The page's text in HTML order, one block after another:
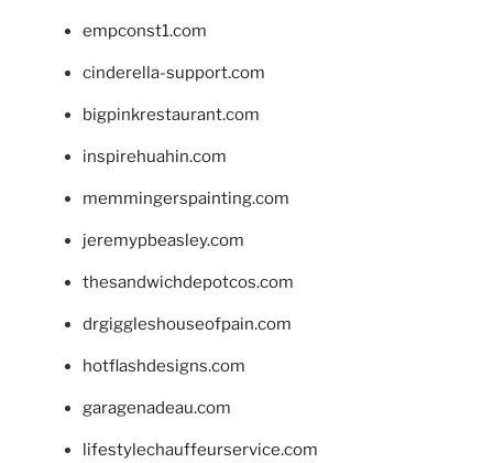
empconst1.com
cinderella-support.com
bigpinkrestaurant.com
inspirehuahin.com
memmingerspainting.com
jeremypbeasley.com
thesandwichdepotcos.com
drgiggleshouseofpain.com
hotflashdesigns.com
garagenadeau.com
lifestylechauffeurservice.com